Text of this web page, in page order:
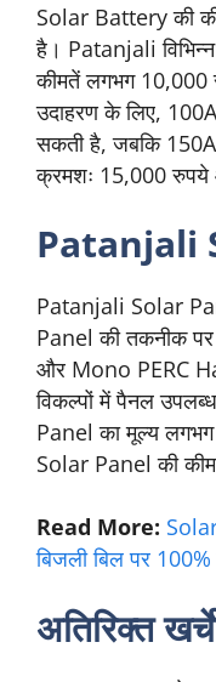
Solar Battery की
है। Patanjali
कीमतें लगभग
उदाहरण के लिए,
सकती है, जबकि
क्रमशः 15,000
Patanjali
Patanjali Solar
Panel की तकनीक
और Mono PERC
विकल्पों में पैनल
Panel का मूल्य
Solar Panel की
Read More:
बिजली बिल पर
अतिरिक्त खर्चे